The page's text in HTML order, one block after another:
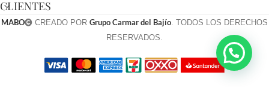
CLIENTES
MABO CREADO POR Grupo Carmar del Bajío. TODOS LOS DERECHOS
RESERVADOS.